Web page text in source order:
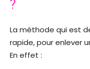
?
La méthode qui est
rapide, pour enlever
En effet :